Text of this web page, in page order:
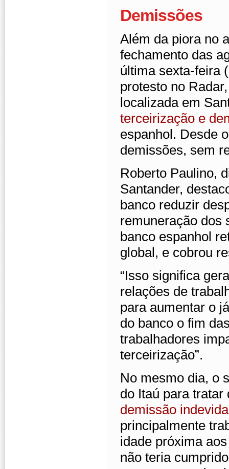
Demissões
Além da piora no
fechamento das
última sexta-feira
protesto no
localizada em
terceirização e
espanhol. Desde
demissões, sem
Roberto Paulino,
Santander,
banco reduzir
remuneração dos
banco espanhol
global, e cobrou
“Isso significa
relações de
para aumentar o
do banco o fim
trabalhadores
terceirização”.
No mesmo dia, o
do Itaú para
demissão indevida
principalmente
idade próxima
não teria